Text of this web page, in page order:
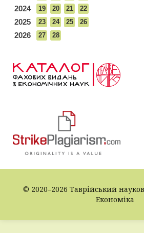
2024 19 20 21 22
2025 23 24 25 26
2026 27 28
© 2020–2026 Таврійський
Економіка